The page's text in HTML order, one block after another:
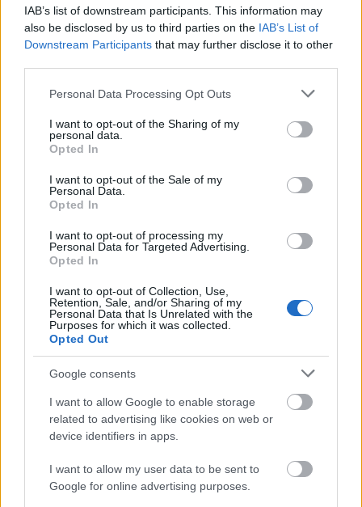
IAB’s list of downstream participants. This information may
also be disclosed by us to third parties on the IAB’s List of
Downstream Participants that may further disclose it to other
Please note that this website/app uses one or more Google
not limited to your visit or usage behaviour. You may click to
grant or deny consent to Google and its third-party tags to
use your data for below specified purposes in below Google
consent section.
Personal Data Processing Opt Outs
I want to opt-out of the Sharing of my
personal data.
Opted In
I want to opt-out of the Sale of my
Personal Data.
Opted In
I want to opt-out of processing my
Personal Data for Targeted Advertising.
Opted In
I want to opt-out of Collection, Use,
Retention, Sale, and/or Sharing of my
Personal Data that Is Unrelated with the
Purposes for which it was collected.
Opted Out
Google consents
I want to allow Google to enable storage
related to advertising like cookies on web or
device identifiers in apps.
I want to allow my user data to be sent to
Google for online advertising purposes.
7. Patrick Fossum Kristoffersen, Gjerdrum IL/Norge, 4:36.6
Saken oppdateres
Ny seier til Amund Korsæth i
rulleskiverdenscupen
Amund Korsæth vant dagens 5.5 kilometer fristil i